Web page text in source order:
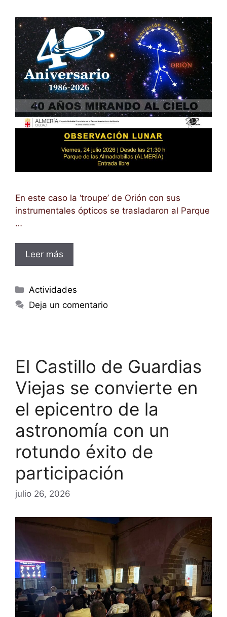
En este caso la ‘troupe’ de Orión con sus
instrumentales ópticos se trasladaron al Parque
…
Leer más
Categorías
Actividades
Deja un comentario
El Castillo de Guardias
Viejas se convierte en
el epicentro de la
astronomía con un
rotundo éxito de
participación
julio 26, 2026